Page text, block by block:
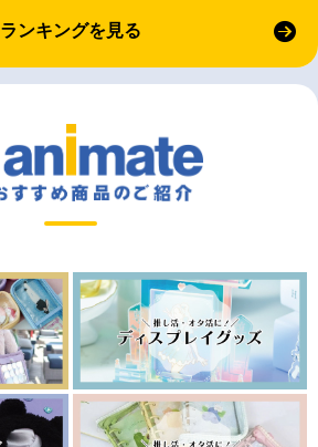
ランキングを見る